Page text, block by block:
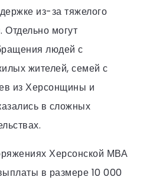
из-за тяжелого
Отдельно могут
людей с
жителей, семей с
из Херсонщины и
в сложных
Херсонской МВА
в размере 10 000